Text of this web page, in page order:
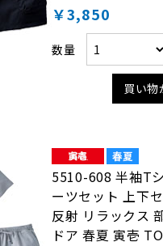
￥3,850
数量
買い物
5510-608 半袖T
ーツセット 上下
反射 リラックス
ドア 春夏 寅壱